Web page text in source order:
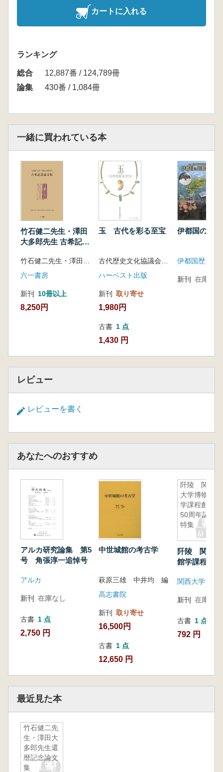
カートに入れる
ランキング
総合
12,887番 / 124,789冊
論集
430番 / 1,084冊
一緒に買われている本
竹石健二先生・澤田
大多郎先生 古希記念
竹石健二先生・澤田大多郎先生の古希を祝う会 編
六一書房
新刊 10冊以上
8,250円
玉 古代を彩る至宝
古代歴史文化協議会 編
ハーベスト出版
新刊 取り寄せ
1,980円
古書 1 点
1,430 円
伊都国の王
伊都国歴史博
新刊 在庫なし
レビュー
レビューを書く
あなたへのおすすめ
アルカ研究論集 第5
号 角張淳一追悼号
アルカ
新刊 在庫なし
古書 1 点
2,750 円
中世城館の考古学
萩原三雄 中井均 編
高志書院
新刊 取り寄せ
16,500円
古書 1 点
12,650 円
阡陵 関西
大学博物館
学課程創設
50周年記念
特集
阡陵 関西大
館学課程創
関西大学博物
新刊 在庫なし
古書 1 点
792 円
最近見た本
竹石健二先
生・澤田大
多郎先生還
暦記念論文
集